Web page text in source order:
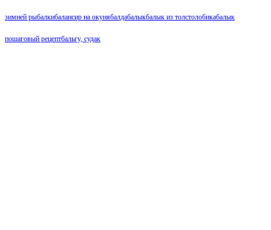
зимней рыбалкибалансир на окунябалдабалыкбалык из толстолобикабалык
пошаговый рецептбальгу, судак